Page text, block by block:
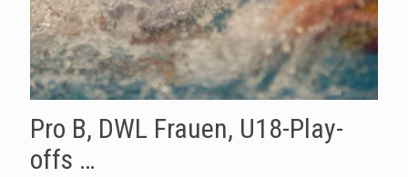
Pro B, DWL Frauen, U18-Play-
offs …